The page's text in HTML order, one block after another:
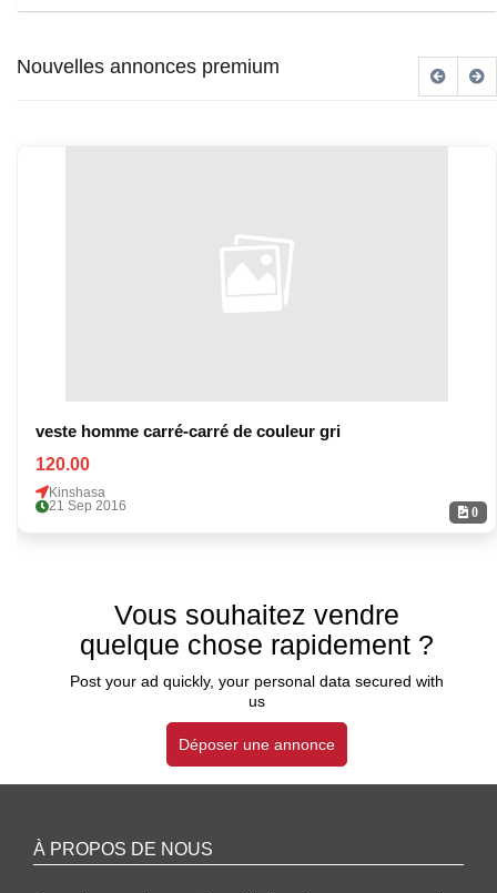
Nouvelles annonces premium
0
veste homme carré-carré de couleur gri
120.00
Kinshasa
21 Sep 2016
Vous souhaitez vendre
quelque chose rapidement ?
Post your ad quickly, your personal data secured with
us
Déposer une annonce
À PROPOS DE NOUS